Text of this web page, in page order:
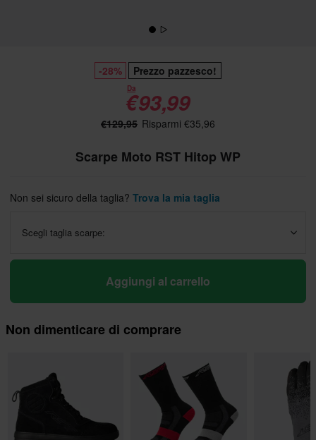
-28% Prezzo pazzesco!
Da
€93,99
€129,95 Risparmi €35,96
Scarpe Moto RST Hitop WP
Non sei sicuro della taglia? Trova la mia taglia
Scegli taglia scarpe:
Aggiungi al carrello
Non dimenticare di comprare